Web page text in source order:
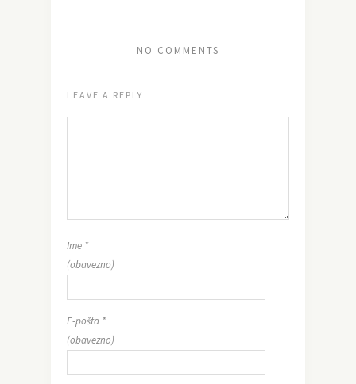
NO COMMENTS
LEAVE A REPLY
Ime *
(obavezno)
E-pošta *
(obavezno)